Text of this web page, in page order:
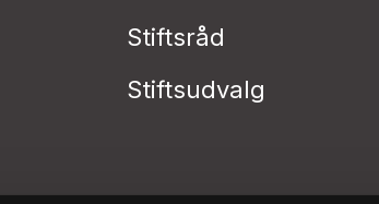
Stiftsråd
Stiftsudvalg